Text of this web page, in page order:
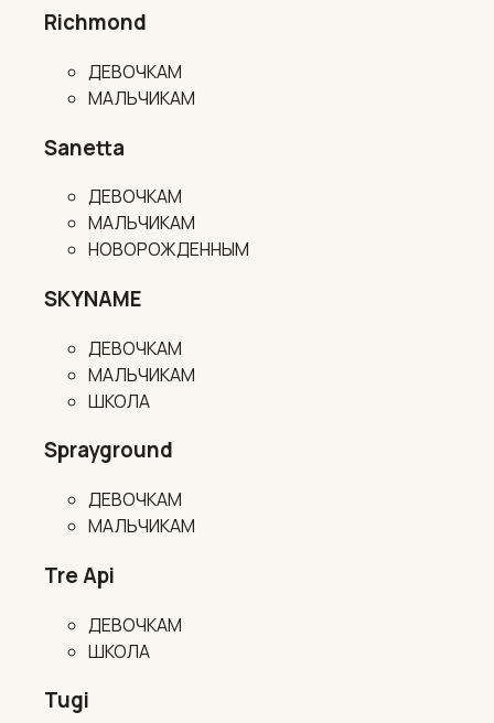
Richmond
ДЕВОЧКАМ
МАЛЬЧИКАМ
Sanetta
ДЕВОЧКАМ
МАЛЬЧИКАМ
НОВОРОЖДЕННЫМ
SKYNAME
ДЕВОЧКАМ
МАЛЬЧИКАМ
ШКОЛА
Sprayground
ДЕВОЧКАМ
МАЛЬЧИКАМ
Tre Api
ДЕВОЧКАМ
ШКОЛА
Tugi